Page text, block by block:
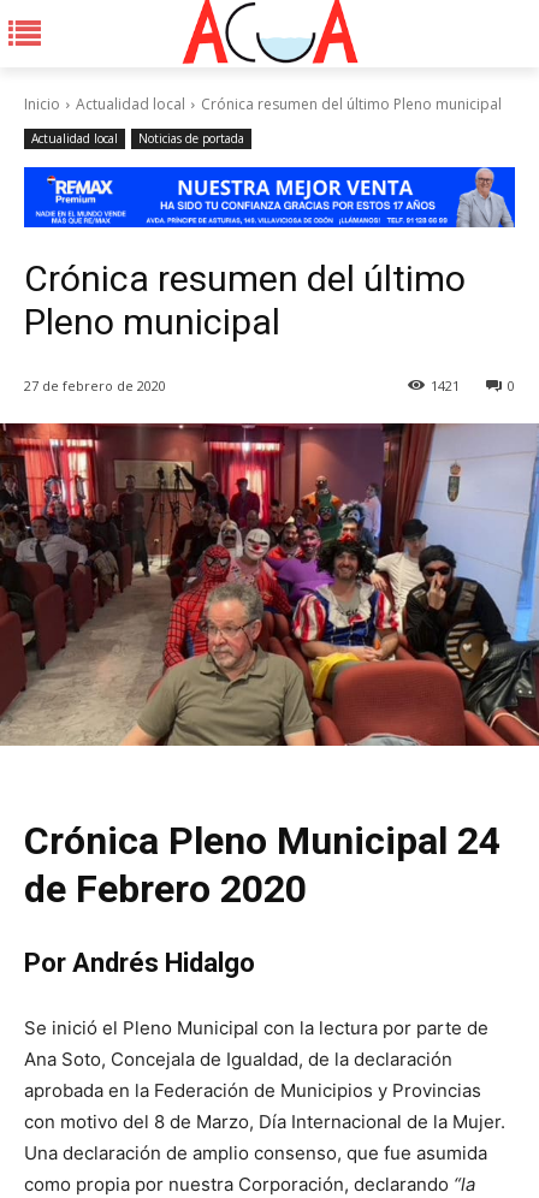
Inicio Actualidad local Crónica resumen del último Pleno municipal
Actualidad local Noticias de portada
Crónica resumen del último
Pleno municipal
27 de febrero de 2020 0
1421
Crónica Pleno Municipal 24
de Febrero 2020
Por Andrés Hidalgo
Se inició el Pleno Municipal con la lectura por parte de
Ana Soto, Concejala de Igualdad, de la declaración
aprobada en la Federación de Municipios y Provincias
con motivo del 8 de Marzo, Día Internacional de la Mujer.
Una declaración de amplio consenso, que fue asumida
como propia por nuestra Corporación, declarando “la